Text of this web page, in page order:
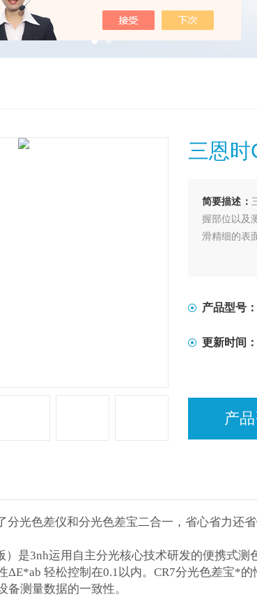
三恩时
简要描述：
握部位以及
滑精细的表
产品型号：
更新时间：
产
分光色差仪和分光色差宝二合一，省心省力还
）是3nh运用自主分光核心技术研发的便携式
ΔE*ab轻松控制在0.1以内。CR7分光色差宝*的
备测量数据的一致性。